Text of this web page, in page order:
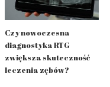
Czy nowoczesna
diagnostyka RTG
zwiększa skuteczność
leczenia zębów?